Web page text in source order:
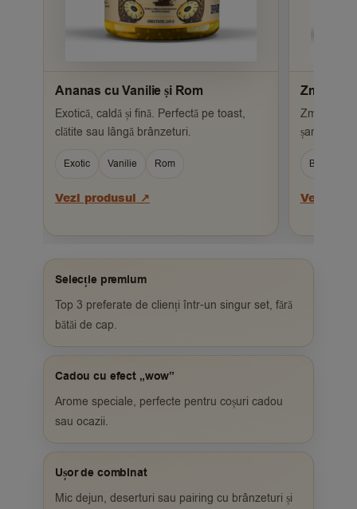
Ananas cu Vanilie și Rom
Exotică, caldă și fină. Perfectă pe toast,
clătite sau lângă brânzeturi.
Exotic Vanilie Rom
Vezi produsul ↗
Zmeură
Zmeură
șampanie
Bestseller
Vezi
Selecție premium
Top 3 preferate de clienți într-un singur set, fără
bătăi de cap.
Cadou cu efect „wow”
Arome speciale, perfecte pentru coșuri cadou
sau ocazii.
Ușor de combinat
Mic dejun, deserturi sau pairing cu brânzeturi și